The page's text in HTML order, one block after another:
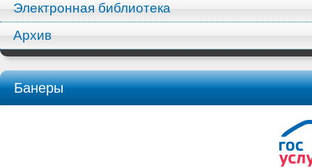
Электронная библиотека
Архив
Банеры